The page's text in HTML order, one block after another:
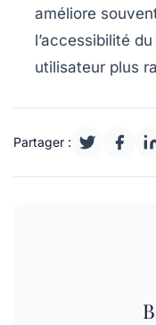
améliore
l’accessibilité
utilisateur plus
Partager :